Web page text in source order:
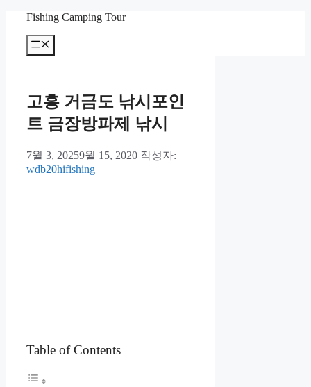
Fishing Camping Tour
메
뉴
고흥 거금도 낚시포인
트 금장방파제 낚시
7월 3, 20259월 15, 2020 작성자:
wdb20hifishing
Table of Contents